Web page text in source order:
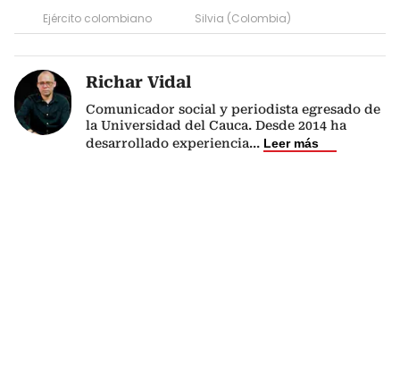
Ejército colombiano Silvia (Colombia)
Richar Vidal
Comunicador social y periodista egresado de
la Universidad del Cauca. Desde 2014 ha
desarrollado experiencia... Leer más